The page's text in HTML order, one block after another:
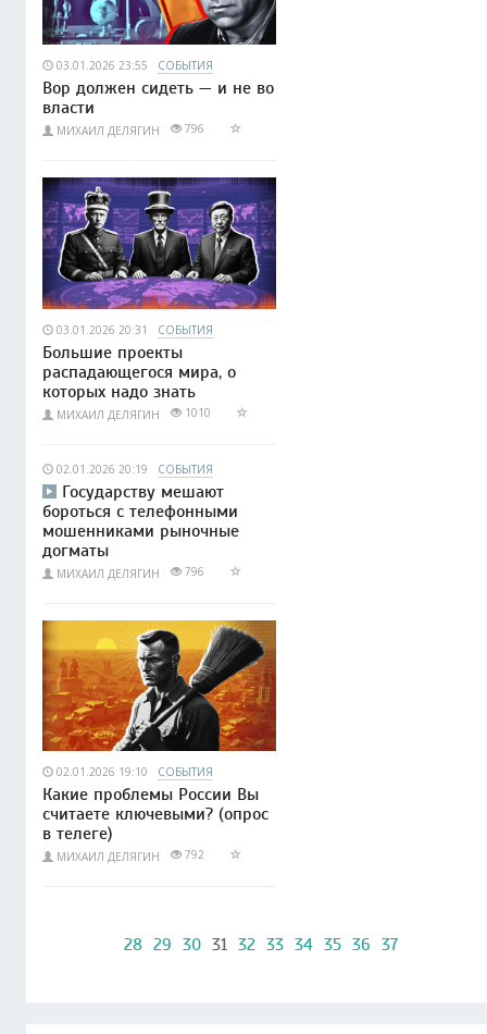
03.01.2026 23:55 СОБЫТИЯ
Вор должен сидеть — и не во
власти
МИХАИЛ ДЕЛЯГИН 796
03.01.2026 20:31 СОБЫТИЯ
Большие проекты
распадающегося мира, о
которых надо знать
МИХАИЛ ДЕЛЯГИН 1010
02.01.2026 20:19 СОБЫТИЯ
Государству мешают
бороться с телефонными
мошенниками рыночные
догматы
МИХАИЛ ДЕЛЯГИН 796
02.01.2026 19:10 СОБЫТИЯ
Какие проблемы России Вы
считаете ключевыми? (опрос
в телеге)
МИХАИЛ ДЕЛЯГИН 792
28 29 30 31 32 33 34 35 36 37